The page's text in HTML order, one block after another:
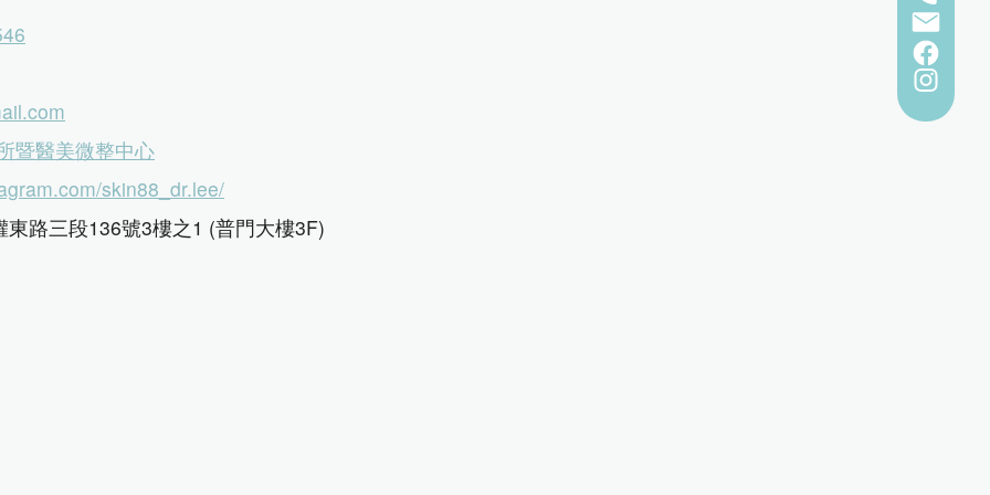
暨醫美微整中心
skin88_dr.lee/
路三段136號3樓之1 (普門大樓3F)